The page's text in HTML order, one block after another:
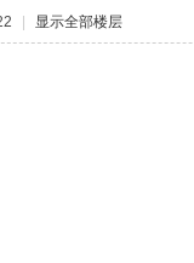
显示全部楼层